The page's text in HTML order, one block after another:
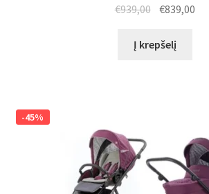
€939,00 Original
was:
€839,00
Į krepšelį
-45%